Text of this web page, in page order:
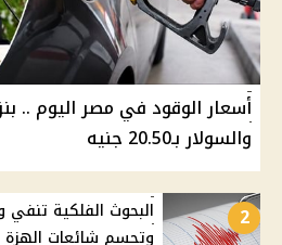
والسولار بـ20.50 جنيه
2
البحوث الفلكية
وتحسم شائعات الهزة